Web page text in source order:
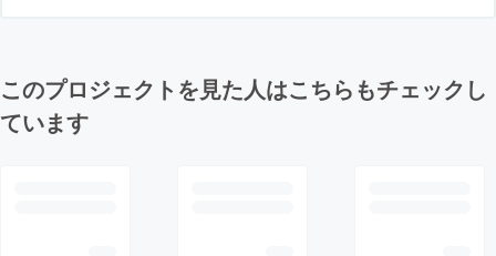
このプロジェクトを見た人はこちらもチェックし
ています